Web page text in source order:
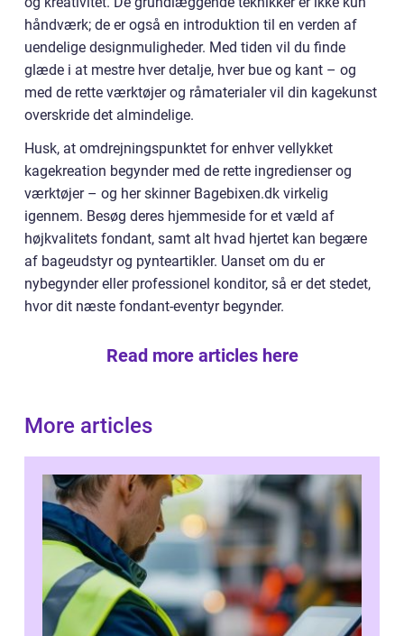
håndværk; de er også en introduktion til en verden af
uendelige designmuligheder. Med tiden vil du finde
glæde i at mestre hver detalje, hver bue og kant – og
med de rette værktøjer og råmaterialer vil din kagekunst
overskride det almindelige.
Husk, at omdrejningspunktet for enhver vellykket
kagekreation begynder med de rette ingredienser og
værktøjer – og her skinner Bagebixen.dk virkelig
igennem. Besøg deres hjemmeside for et væld af
højkvalitets fondant, samt alt hvad hjertet kan begære
af bageudstyr og pynteartikler. Uanset om du er
nybegynder eller professionel konditor, så er det stedet,
hvor dit næste fondant-eventyr begynder.
Read more articles here
More articles